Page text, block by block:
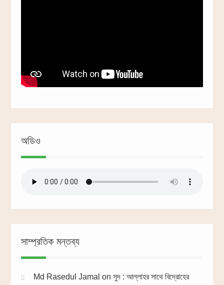
অডিও
সাম্প্রতিক মন্তব্য
Md Rasedul Jamal on সুদ : আল্লাহর সাথে বিদ্রোহের